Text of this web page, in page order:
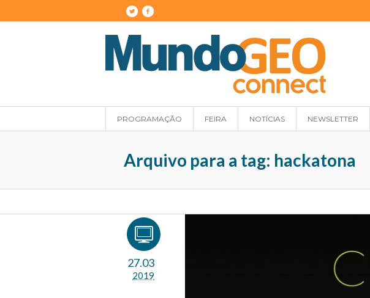
PROGRAMAÇÃO FEIRA NOTÍCIAS NEWSLETTER
Arquivo para a tag: hackatona
27.03
2019